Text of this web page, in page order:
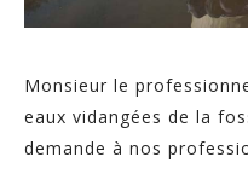
Monsieur le
eaux vidangées de la
demande à nos